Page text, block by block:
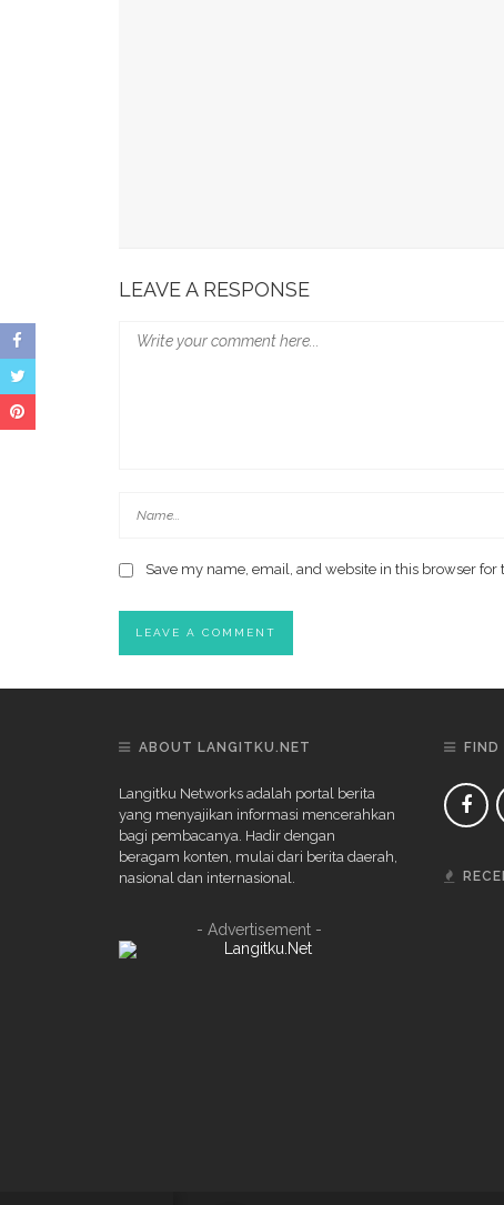
LEAVE A RESPONSE
Save my name, email, and website in this browser
ABOUT LANGITKU.NET
Langitku Networks adalah portal berita
yang menyajikan informasi mencerahkan
bagi pembacanya. Hadir dengan
beragam konten, mulai dari berita daerah,
nasional dan internasional.
- Advertisement -
FIND